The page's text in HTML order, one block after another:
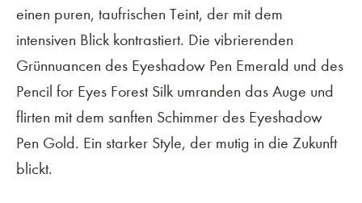
einen puren, taufrischen Teint, der mit dem
intensiven Blick kontrastiert. Die vibrierenden
Grünnuancen des Eyeshadow Pen Emerald und des
Pencil for Eyes Forest Silk umranden das Auge und
flirten mit dem sanften Schimmer des Eyeshadow
Pen Gold. Ein starker Style, der mutig in die Zukunft
blickt.